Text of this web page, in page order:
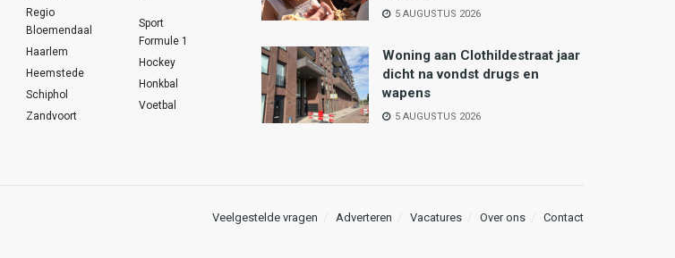
Regio
Bloemendaal
Haarlem
Heemstede
Schiphol
Zandvoort
Sport
Formule 1
Hockey
Honkbal
Voetbal
5 AUGUSTUS 2026
Woning aan Clothildestraat jaar
dicht na vondst drugs en
wapens
5 AUGUSTUS 2026
Veelgestelde vragen Adverteren Vacatures Over ons Contact